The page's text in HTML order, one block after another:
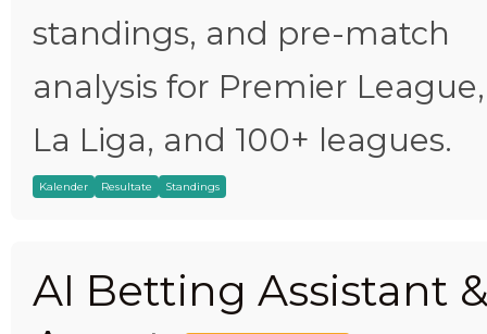
standings, and pre-match
analysis for Premier League,
La Liga, and 100+ leagues.
Kalender Resultate Standings
AI Betting Assistant